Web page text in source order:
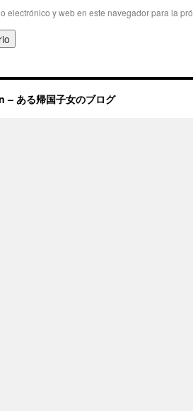
electrónico y web en este navegador para la
ある帰国子女のブログ